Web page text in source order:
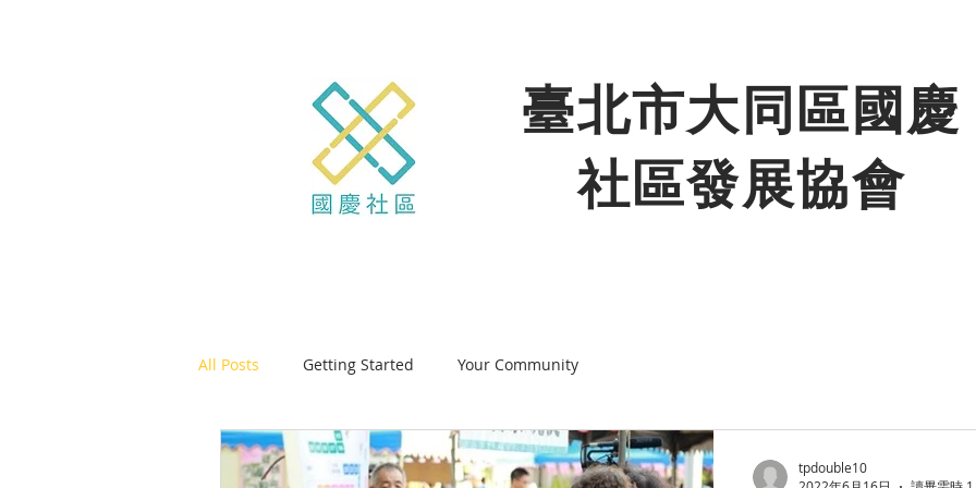
臺北市大同區國慶
社區發展協會
All Posts Getting Started Your Community
tpdouble10